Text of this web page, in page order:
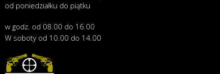
od poniedziałku do piątku
w godz. od 08.00 do 16.00
W soboty od 10.00 do 14.00